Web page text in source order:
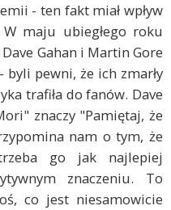
- ten fakt miał wpływ
maju ubiegłego roku
Gahan i Martin Gore
byli pewni, że ich zmarły
trafiła do fanów. Dave
znaczy "Pamiętaj, że
nam o tym, że
go jak najlepiej
znaczeniu. To
co jest niesamowicie